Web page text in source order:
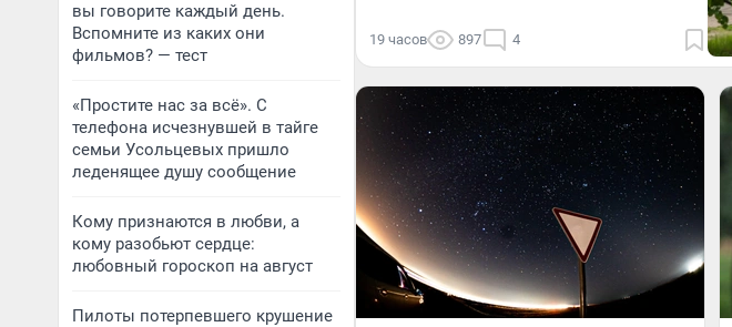
вы говорите каждый день.
Вспомните из каких они
фильмов? — тест
«Простите нас за всё». С
телефона исчезнувшей в тайге
семьи Усольцевых пришло
леденящее душу сообщение
Кому признаются в любви, а
кому разобьют сердце:
любовный гороскоп на август
Пилоты потерпевшего крушение
19 часов 897 4